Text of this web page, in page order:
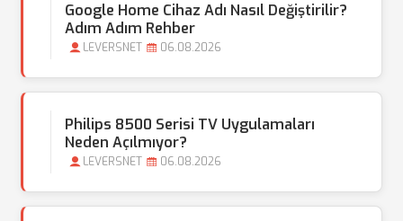
Google Home Cihaz Adı Nasıl Değiştirilir?
Adım Adım Rehber
LEVERSNET 06.08.2026
Philips 8500 Serisi TV Uygulamaları
Neden Açılmıyor?
LEVERSNET 06.08.2026